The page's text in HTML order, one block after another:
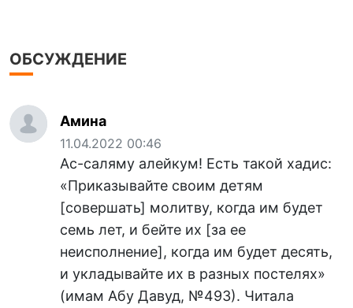
ОБСУЖДЕНИЕ
Амина
11.04.2022 00:46
Ас-саляму алейкум! Есть такой хадис:
«Приказывайте своим детям
[совершать] молитву, когда им будет
семь лет, и бейте их [за ее
неисполнение], когда им будет десять,
и укладывайте их в разных постелях»
(имам Абу Давуд, №493). Читала